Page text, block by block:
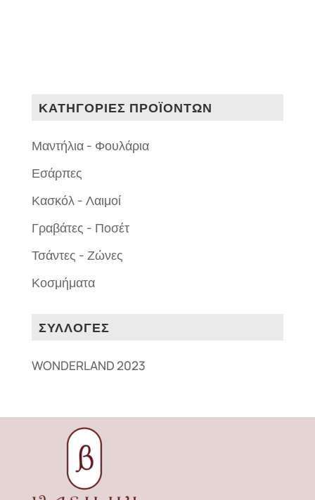
ΚΑΤΗΓΟΡΙΕΣ ΠΡΟΪΟΝΤΩΝ
Μαντήλια - Φουλάρια
Εσάρπες
Κασκόλ - Λαιμοί
Γραβάτες - Ποσέτ
Τσάντες - Ζώνες
Κοσμήματα
ΣΥΛΛΟΓΕΣ
WONDERLAND 2023